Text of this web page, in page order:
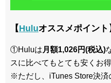
【Huluオススメポイント
①Huluは 月額1,026円(税込)
スに比べてもとても安くお
※ただし、iTunes Store決済